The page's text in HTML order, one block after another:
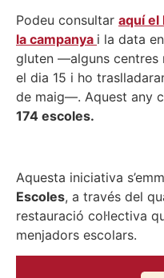
Podeu consultar aquí el
la campanya i la data
gluten —alguns centres
el dia 15 i ho
de maig—. Aquest any
174 escoles.
Aquesta iniciativa
Escoles, a través del
restauració col·lectiva
menjadors escolars.